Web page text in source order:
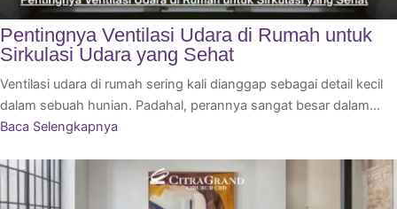
Pentingnya Ventilasi Udara di Rumah untuk
Sirkulasi Udara yang Sehat
Ventilasi udara di rumah sering kali dianggap sebagai detail kecil
dalam sebuah hunian. Padahal, perannya sangat besar dalam…
Baca Selengkapnya